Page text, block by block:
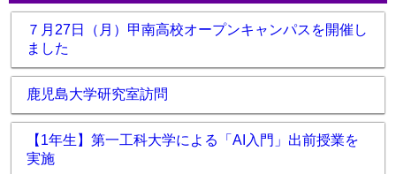
７月27日（月）甲南高校オープンキャンパスを開催し
ました
鹿児島大学研究室訪問
【1年生】第一工科大学による「AI入門」出前授業を
実施